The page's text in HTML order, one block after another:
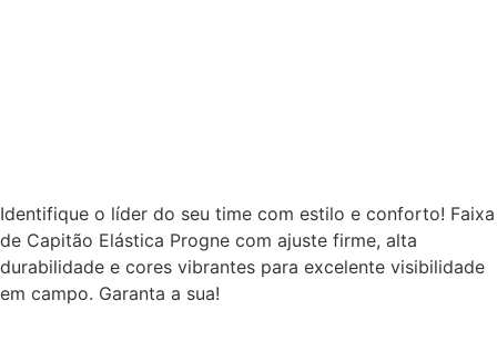
Identifique o líder do seu time com estilo e conforto! Faixa
de Capitão Elástica Progne com ajuste firme, alta
durabilidade e cores vibrantes para excelente visibilidade
em campo. Garanta a sua!